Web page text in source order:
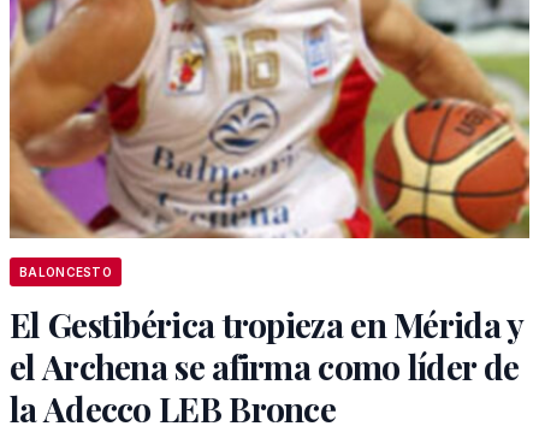
BALONCESTO
El Gestibérica tropieza en Mérida y
el Archena se afirma como líder de
la Adecco LEB Bronce